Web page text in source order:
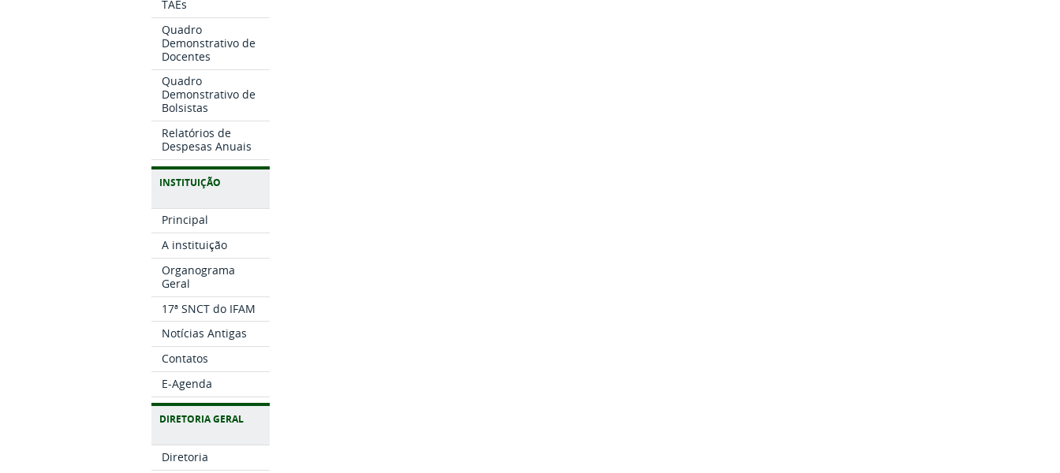
TAEs
Quadro
Demonstrativo de
Docentes
Quadro
Demonstrativo de
Bolsistas
Relatórios de
Despesas Anuais
INSTITUIÇÃO
Principal
A instituição
Organograma
Geral
17ª SNCT do IFAM
Notícias Antigas
Contatos
E-Agenda
DIRETORIA GERAL
Diretoria